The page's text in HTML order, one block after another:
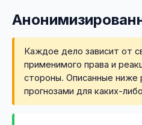
Каждое дело зависит от
применимого права и
стороны. Описанные ниже
прогнозами для каких-